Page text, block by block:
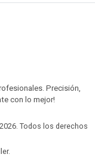
Precisión,
con lo mejor!
Todos los derechos
.